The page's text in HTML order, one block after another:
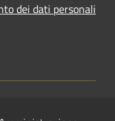
dei dati personali